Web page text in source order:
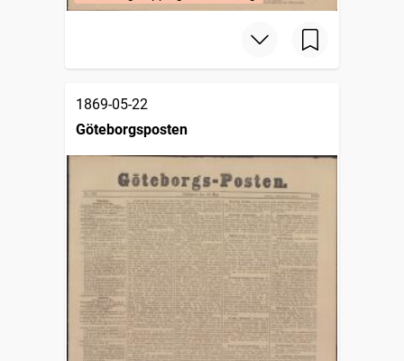
1869-05-22
Göteborgsposten